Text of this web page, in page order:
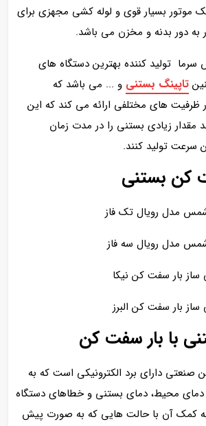
بسیار قوی و لوله کشی مجهزی برای
به دور بدنه و مخزن می باشد.
سرما تولید کننده بهترین دستگاه های
تاپینگ بستنی و ... می باشد که
ظرفیت های مختلفی ارائه می کند که این
مقدار زیادی بستنی را در مدت زمان
سرعت تولید کنند.
کن بستنی
مدل رویال تک فاز
مدل رویال سه فاز
ساز بار سفت کن نیکا
بار سفت کن البرز
با بار سفت کن
صنعتی دارای برد الکترونیکی است که به
محیط، دمای بستنی و خطاهای دستگاه
کمک آن با حالت هایی که به صورت پیش